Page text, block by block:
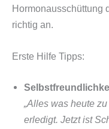
Hormonausschüttung
richtig an.
Erste Hilfe Tipps:
„Alles was heute
erledigt. Jetzt ist